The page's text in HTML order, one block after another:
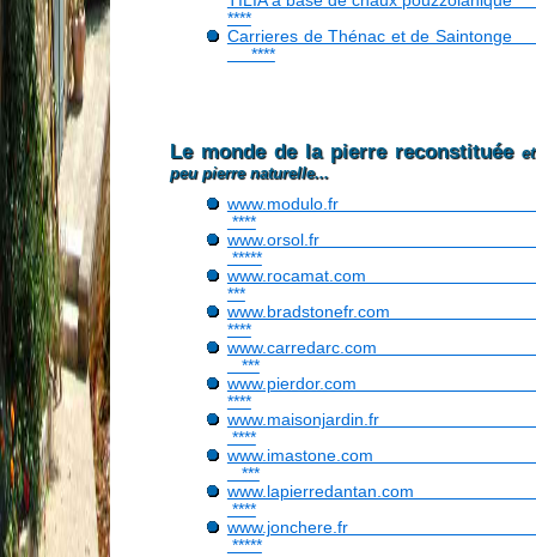
****
Carrieres de Thénac et de
****
Le monde de la pierre reconstituée
peu pierre naturelle...
****
*****
***
****
***
****
****
***
****
*****